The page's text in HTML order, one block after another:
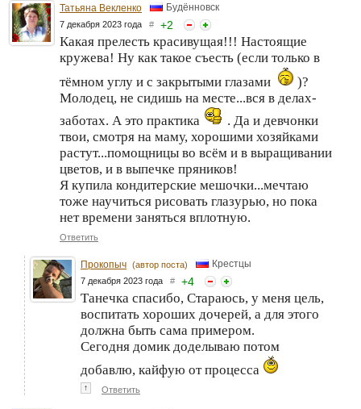
Татьяна Векленко Будённовск
7 декабря 2023 года # +2
Какая прелесть красивущая!!! Настоящие
кружева! Ну как такое съесть (если только в
тёмном углу и с закрытыми глазами
)?
Молодец, не сидишь на месте...вся в делах-
заботах. А это практика
. Да и девчонки
твои, смотря на маму, хорошими хозяйками
растут...помощницы во всём и в выращивании
цветов, и в выпечке пряников!
Я купила кондитерские мешочки...мечтаю
тоже научиться рисовать глазурью, но пока
нет времени заняться вплотную.
Ответить
Прокопыч (автор поста) Крестцы
7 декабря 2023 года # +4
Танечка спасибо, Стараюсь, у меня цель,
воспитать хороших дочерей, а для этого
должна быть сама примером.
Сегодня домик доделываю потом
добавлю, кайфую от процесса
↑ Ответить